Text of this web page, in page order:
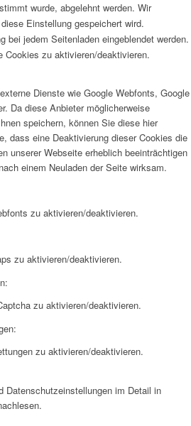
wurde, abgelehnt werden. Wir
Einstellung gespeichert wird.
bei jedem Seitenladen eingeblendet werden.
Cookies zu aktivieren/deaktivieren.
Dienste wie Google Webfonts, Google
Da diese Anbieter möglicherweise
speichern, können Sie diese hier
dass eine Deaktivierung dieser Cookies die
unserer Webseite erheblich beeinträchtigen
einem Neuladen der Seite wirksam.
zu aktivieren/deaktivieren.
zu aktivieren/deaktivieren.
zu aktivieren/deaktivieren.
zu aktivieren/deaktivieren.
Datenschutzeinstellungen im Detail in